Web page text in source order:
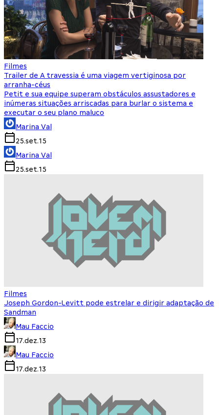
Filmes
Trailer de A travessia é uma viagem vertiginosa por
arranha-céus
Petit e sua equipe superam obstáculos assustadores e
inúmeras situações arriscadas para burlar o sistema e
executar o seu plano maluco
Marina Val
25.set.15
Marina Val
25.set.15
Filmes
Joseph Gordon-Levitt pode estrelar e dirigir adaptação de
Sandman
Mau Faccio
17.dez.13
Mau Faccio
17.dez.13